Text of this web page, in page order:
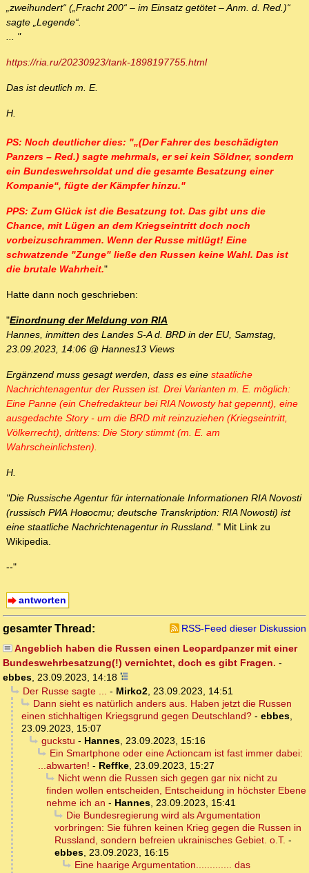
„zweihundert“ („Fracht 200“ – im Einsatz getötet – Anm. d. Red.)“
sagte „Legende“.
... "
https://ria.ru/20230923/tank-1898197755.html
Das ist deutlich m. E.
H.
PS: Noch deutlicher dies: "„(Der Fahrer des beschädigten
Panzers – Red.) sagte mehrmals, er sei kein Söldner, sondern
ein Bundeswehrsoldat und die gesamte Besatzung einer
Kompanie“, fügte der Kämpfer hinzu."
PPS: Zum Glück ist die Besatzung tot. Das gibt uns die
Chance, mit Lügen an dem Kriegseintritt doch noch
vorbeizuschrammen. Wenn der Russe mitlügt! Eine
schwatzende "Zunge" ließe den Russen keine Wahl. Das ist
die brutale Wahrheit."
Hatte dann noch geschrieben:
"Einordnung der Meldung von RIA
Hannes, inmitten des Landes S-A d. BRD in der EU, Samstag,
23.09.2023, 14:06 @ Hannes13 Views
Ergänzend muss gesagt werden, dass es eine staatliche
Nachrichtenagentur der Russen ist. Drei Varianten m. E. möglich:
Eine Panne (ein Chefredakteur bei RIA Nowosty hat gepennt), eine
ausgedachte Story - um die BRD mit reinzuziehen (Kriegseintritt,
Völkerrecht), drittens: Die Story stimmt (m. E. am
Wahrscheinlichsten).
H.
"Die Russische Agentur für internationale Informationen RIA Novosti
(russisch РИА Новости; deutsche Transkription: RIA Nowosti) ist
eine staatliche Nachrichtenagentur in Russland. " Mit Link zu
Wikipedia.
--"
antworten
gesamter Thread:
RSS-Feed dieser Diskussion
Angeblich haben die Russen einen Leopardpanzer mit einer
Bundeswehrbesatzung(!) vernichtet, doch es gibt Fragen. -
ebbes, 23.09.2023, 14:18
Der Russe sagte ... - Mirko2, 23.09.2023, 14:51
Dann sieht es natürlich anders aus. Haben jetzt die Russen
einen stichhaltigen Kriegsgrund gegen Deutschland? - ebbes,
23.09.2023, 15:07
guckstu - Hannes, 23.09.2023, 15:16
Ein Smartphone oder eine Actioncam ist fast immer dabei:
...abwarten! - Reffke, 23.09.2023, 15:27
Nicht wenn die Russen sich gegen gar nix nicht zu
finden wollen entscheiden, Entscheidung in höchster Ebene
nehme ich an - Hannes, 23.09.2023, 15:41
Die Bundesregierung wird als Argumentation
vorbringen: Sie führen keinen Krieg gegen die Russen in
Russland, sondern befreien ukrainisches Gebiet. o.T. -
ebbes, 23.09.2023, 16:15
Eine haarige Argumentation............. das